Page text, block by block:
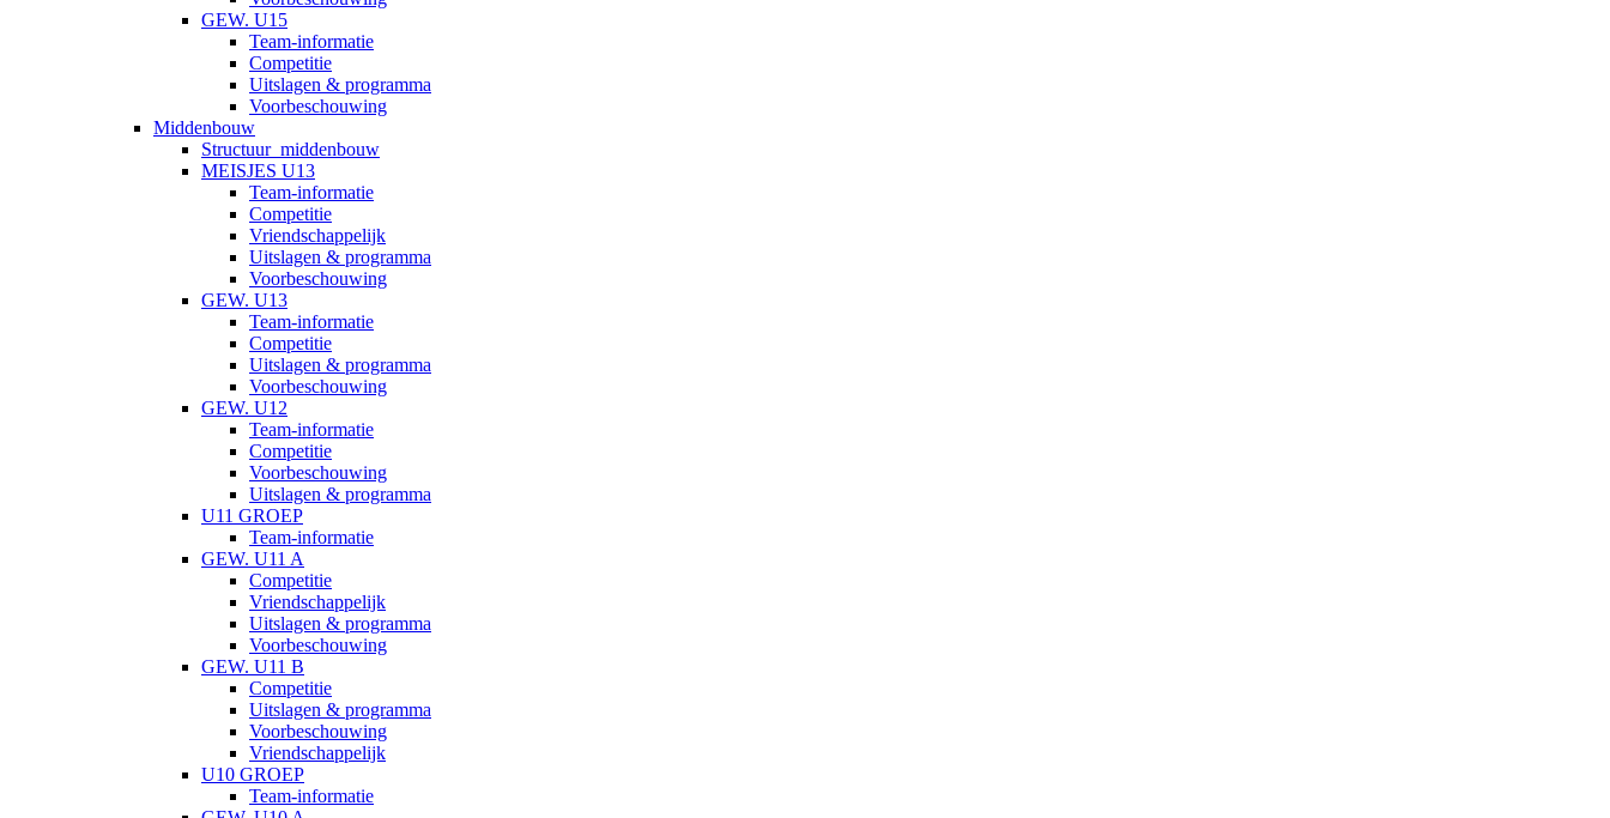
GEW. U15
Team-informatie
Competitie
Uitslagen & programma
Voorbeschouwing
Middenbouw
Structuur_middenbouw
MEISJES U13
Team-informatie
Competitie
Vriendschappelijk
Uitslagen & programma
Voorbeschouwing
GEW. U13
Team-informatie
Competitie
Uitslagen & programma
Voorbeschouwing
GEW. U12
Team-informatie
Competitie
Voorbeschouwing
Uitslagen & programma
U11 GROEP
Team-informatie
GEW. U11 A
Competitie
Vriendschappelijk
Uitslagen & programma
Voorbeschouwing
GEW. U11 B
Competitie
Uitslagen & programma
Voorbeschouwing
Vriendschappelijk
U10 GROEP
Team-informatie